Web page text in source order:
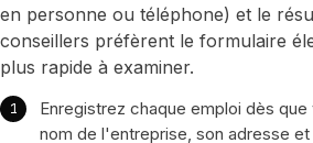
en personne ou téléphone) et le
conseillers préfèrent le formulaire
plus rapide à examiner.
Enregistrez chaque emploi dès
nom de l'entreprise, son adresse